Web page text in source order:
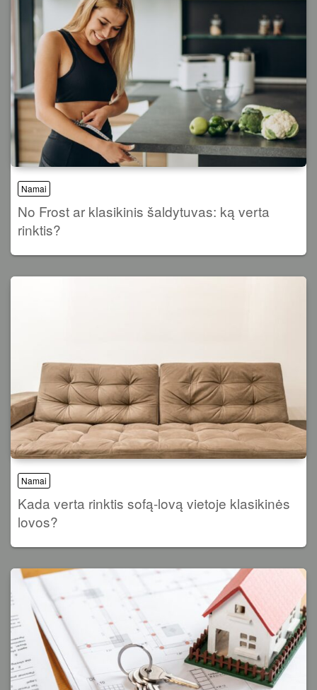
Namai
No Frost ar klasikinis šaldytuvas: ką verta
rinktis?
Namai
Kada verta rinktis sofą-lovą vietoje klasikinės
lovos?